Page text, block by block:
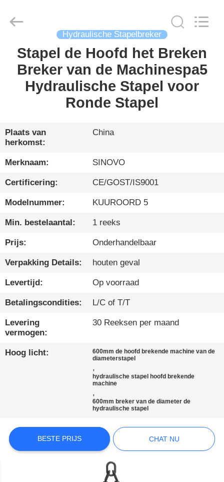
HUIS
PRODUCTEN
SHOW
ONGEVEER
ONS
KWALITEITSCONTROLE
CHAT
NU
PRIVACYBELEID
Heavy
Industry
Reserved.
Hydraulische Stapelbreker
Stapel de Hoofd het Breken
Breker van de Machinespa5
Hydraulische Stapel voor
Ronde Stapel
Plaats van
herkomst:
China
Merknaam: SINOVO
Certificering: CE/GOST/IS9001
Modelnummer: KUUROORD 5
Min. bestelaantal: 1 reeks
Prijs: Onderhandelbaar
Verpakking Details: houten geval
Levertijd: Op voorraad
Betalingscondities: L/C of T/T
Levering
vermogen:
30 Reeksen per maand
Hoog licht:
600mm de hoofd brekende machine van de
diameterstapel
,
hydraulische stapel hoofd brekende
machine
,
600mm breker van de diameter de
hydraulische stapel
BESTE PRIJS CHAT NU